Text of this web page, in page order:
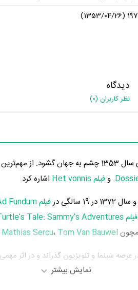
دیدگاه
نظر کاربران (0)
و فیلم Het vonnis
اشاره کرد.
فیلم Ad Fundum
فیلم A Turtle's Tale: Sammy's Adventures
Mathias Sercu، Tom Van Bauwel
به کارگردانیBen Stassenنمایش بیشتر